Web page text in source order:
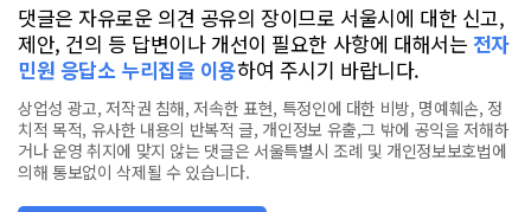
댓글은 자유로운 의견 공유의 장이므로 서울시에 대한 신고,
제안, 건의 등 답변이나 개선이 필요한 사항에 대해서는 전자
민원 응답소 누리집을 이용하여 주시기 바랍니다.
상업성 광고, 저작권 침해, 저속한 표현, 특정인에 대한 비방, 명예훼손, 정
치적 목적, 유사한 내용의 반복적 글, 개인정보 유출,그 밖에 공익을 저해하
거나 운영 취지에 맞지 않는 댓글은 서울특별시 조례 및 개인정보보호법에
의해 통보없이 삭제될 수 있습니다.